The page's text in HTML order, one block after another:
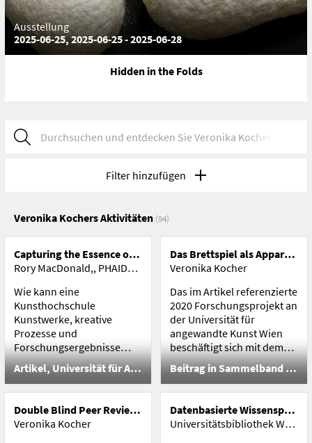
Hidden in the Folds
Ausstellung
2025-06-25, 2025-06-25 - 2025-06-28
Filter hinzufügen
Veronika Kochers Aktivitäten (94)
Capturing the Essence of the Image, An Existential Problem for Art Institutions
Rory MacDonald,, PHAIDRA (Permanent Hosting, Archiving and Indexing of Digital Resources and Assets)
Wie kann eine
Kunsthochschule
Kunstwerke, kreative
Prozesse und
Forschungsergebnisse
durch bildbasierte
Erlebnisse präsentieren
und gleichzeitig den
Anforderungen der
Langzeitarchivierung und
der wissenschaftlichen
Keywords:
Informationssysteme,
Datenbanksysteme,
Forschungspolitik,
Bibliothekswissenschaft
Artikel, Universität für Angewandte Kunst Wien
Das Brettspiel als Apparat, ..und dessen Bedeutung für die Kulturwissenschaften
Veronika Kocher
Das im Artikel referenzierte
2020 Forschungsprojekt an
der Universität für
angewandte Kunst Wien
beschäftigt sich mit dem
Aufbau einer digitale
Forschungsinfrastruktur
für Brett- und
Gesellschaftsspiele die
Spiele in ihrer kulturellen
Bedeutung dokumentiert.
Keywords: Game Studies,
Kulturwissenschaft,
Medienanalyse, Semiotik,
Spielforschung, Aktion
Beitrag in Sammelband (peer-reviewed), Universität für Angewandte Kunst Wien
Double Blind Peer Review Gutachten
Veronika Kocher
Datenbasierte Wissensproduktion und -organisation
Universitätsbibliothek Wien, Fiala, Sonja, Gasteiner, Martin, Pollin, Christopher, Blumesberger, Susanne, Veronika Kocher